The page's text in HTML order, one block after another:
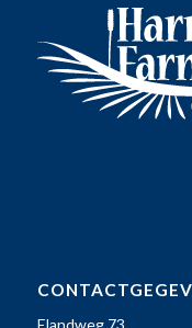
Elandweg 73